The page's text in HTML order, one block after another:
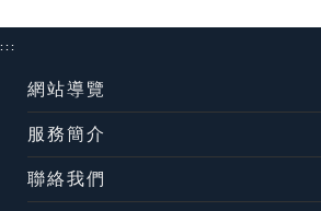
:::
網站導覽
服務簡介
聯絡我們